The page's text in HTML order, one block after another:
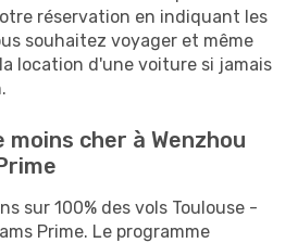
réservation en indiquant les
souhaitez voyager et même
location d'une voiture si jamais
moins cher à Wenzhou
sur 100% des vols Toulouse -
Prime. Le programme